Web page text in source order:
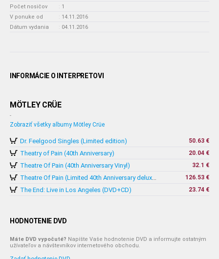
Počet nosičov
: 1
V ponuke od
: 14.11.2016
Dátum vydania
: 04.11.2016
INFORMÁCIE O INTERPRETOVI
MÖTLEY CRÜE
-
Zobraziť všetky albumy Mötley Crüe
Dr. Feelgood Singles (Limited edition) 50.63 €
Theatry of Pain (40th Anniversary) 20.04 €
Theatre Of Pain (40th Anniversary Vinyl)
32.1 €
Theatre Of Pain (Limited 40th Anniversary deluxe Splatter 4x Vinyl)
126.53 €
The End: Live in Los Angeles (DVD+CD) 23.74 €
HODNOTENIE DVD
Máte DVD vypočuté? Napíšte Vaše hodnotenie DVD a informujte ostatným
užívateľov a návštevníkov internetového obchodu.